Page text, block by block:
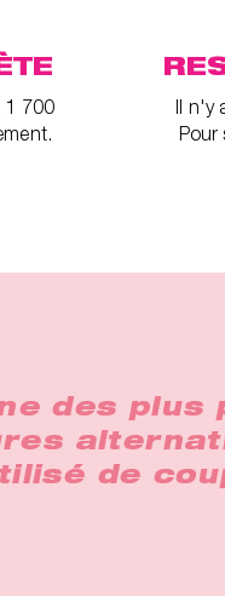
1 700
Il n'y
Pour
des
de